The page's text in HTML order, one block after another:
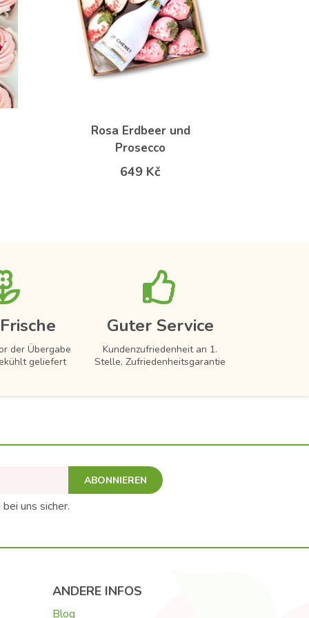
Rosa Erdbeer und
Prosecco
649 Kč
der Übergabe
geliefert
Guter Service
Kundenzufriedenheit an 1.
Stelle, Zufriedenheitsgarantie
ABONNIEREN
uns sicher.
ANDERE INFOS
Blog